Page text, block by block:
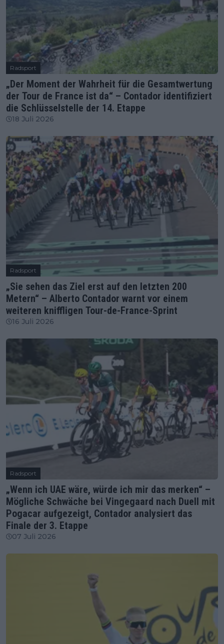
Radsport
„Der Moment der Wahrheit für die Gesamtwertung
der Tour de France ist da“ – Contador identifiziert
die Schlüsselstelle der 14. Etappe
18 Juli 2026
Radsport
„Sie sehen das Ziel erst auf den letzten 200
Metern“ – Alberto Contador warnt vor einem
weiteren kniffligen Tour-de-France-Sprint
16 Juli 2026
Radsport
„Wenn ich UAE wäre, würde ich mir das merken“ –
Mögliche Schwäche bei Vingegaard nach Duell mit
Pogacar aufgezeigt, Contador analysiert das
Finale der 3. Etappe
07 Juli 2026